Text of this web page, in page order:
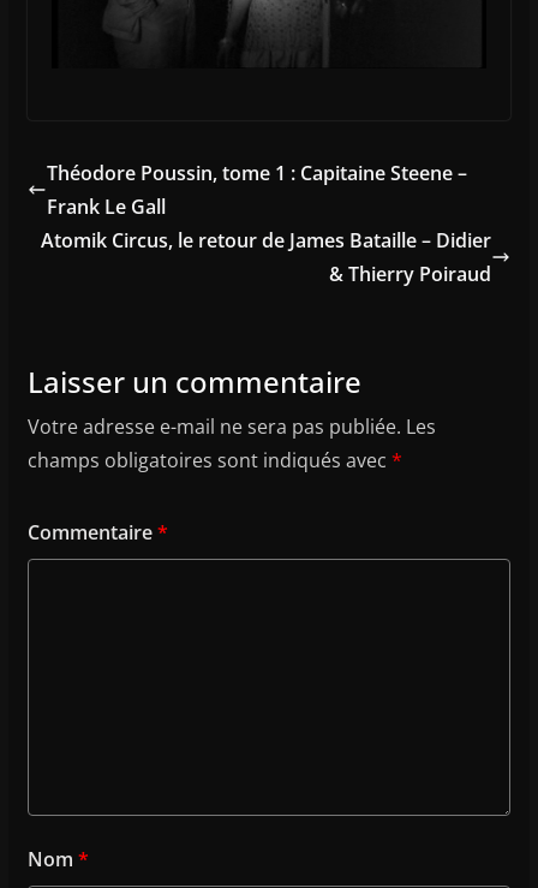
Théodore Poussin, tome 1 : Capitaine Steene –
Frank Le Gall
Atomik Circus, le retour de James Bataille – Didier
& Thierry Poiraud
Laisser un commentaire
Votre adresse e-mail ne sera pas publiée. Les
champs obligatoires sont indiqués avec *
Commentaire*
Nom *